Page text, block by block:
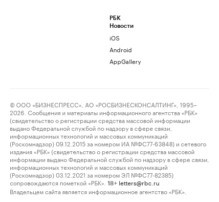
РБК
Новости
iOS
Android
AppGallery
© ООО «БИЗНЕСПРЕСС», АО «РОСБИЗНЕСКОНСАЛТИНГ», 1995–
2026. Сообщения и материалы информационного агентства «РБК»
(свидетельство о регистрации средства массовой информации
выдано Федеральной службой по надзору в сфере связи,
информационных технологий и массовых коммуникаций
(Роскомнадзор) 09.12.2015 за номером ИА №ФС77-63848) и сетевого
издания «РБК» (свидетельство о регистрации средства массовой
информации выдано Федеральной службой по надзору в сфере связи,
информационных технологий и массовых коммуникаций
(Роскомнадзор) 03.12.2021 за номером ЭЛ №ФС77-82385)
сопровождаются пометкой «РБК».
18+ letters@rbc.ru
Владельцем сайта является информационное агентство «РБК».